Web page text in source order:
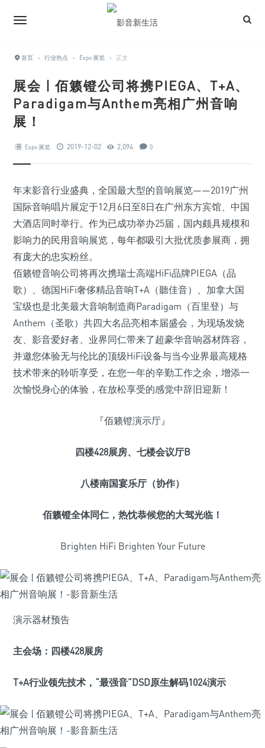
首页 › 行业热点 › Expo 展览 › 正文
展会 | 佰籁镫公司将携PIEGA、T+A、
Paradigam与Anthem亮相广州音响
展！
Expo 展览 2019-12-02 2,094 0
年末影音行业盛典，全国最大型的音响展览——2019广州
国际音响唱片展定于12月6日至8日在广州东方宾馆、中国
大酒店同时举行。作为已成功举办25届，国内颇具规模和
影响力的民用音响展览，每年都吸引大批优质参展商，拥
有庞大的忠实粉丝。
佰籁镫音响公司将再次携瑞士高端HiFi品牌PIEGA（品
歌）、德国HiFi奢侈精品音响T+A（聽佳音）、加拿大国
宝级也是北美最大音响制造商Paradigam（百里登）与
Anthem（圣歌）共四大名品亮相本届盛会，为现场发烧
友、影音爱好者、业界同仁带来了超豪华音响器材阵容，
并邀您体验无与伦比的顶级HiFi设备与当今业界最高规格
技术带来的聆听享受，在您一年的辛勤工作之余，增添一
次愉悦身心的体验，在放松享受的感觉中辞旧迎新！
『佰籁镫演示厅』
四楼428展房、七楼会议厅B
八楼南国宴乐厅（协作）
佰籁镫全体同仁，热忱恭候您的大驾光临！
Brighten HiFi Brighten Your Future
演示器材预告
主会场： 四楼428展房
T+A行业领先技术，“最强音”DSD原生解码1024演示